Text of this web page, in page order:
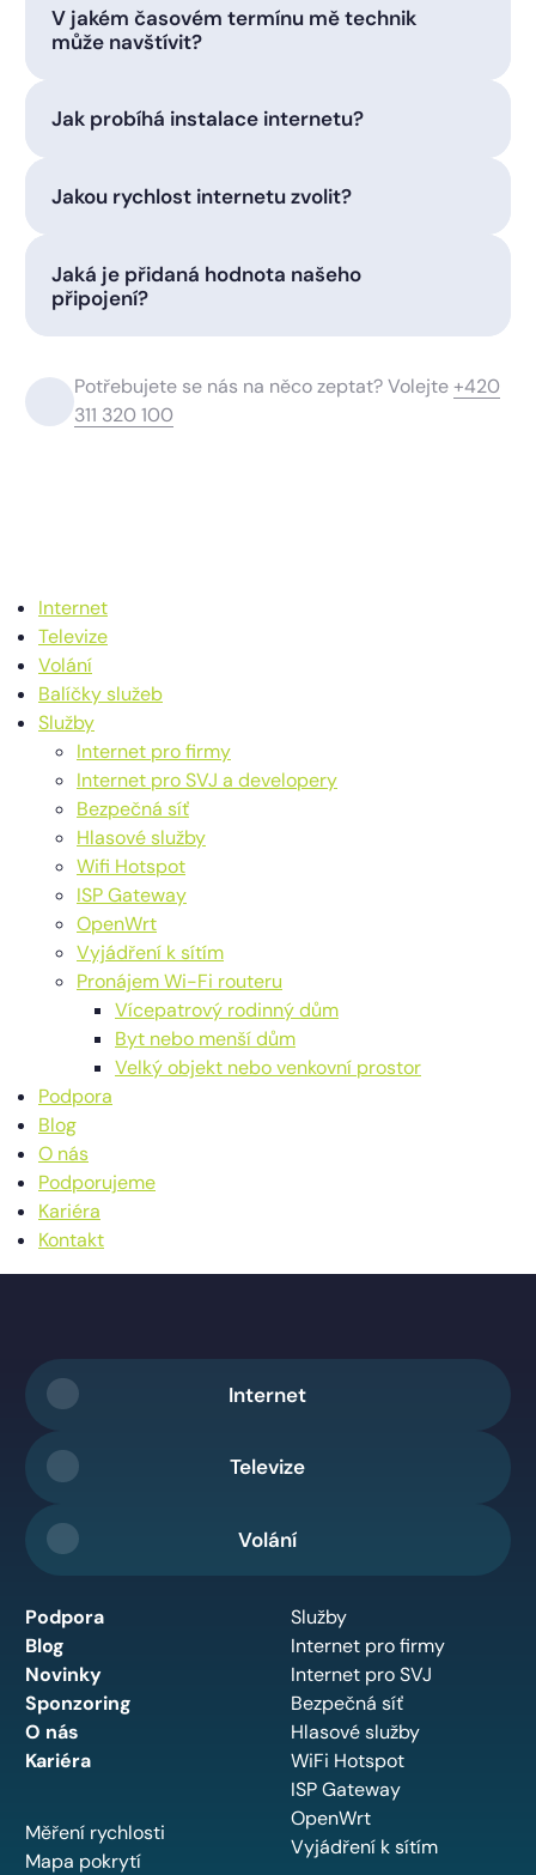
V jakém časovém termínu mě technik
může navštívit?
Jak probíhá instalace internetu?
Jakou rychlost internetu zvolit?
Jaká je přidaná hodnota našeho
připojení?
Potřebujete se nás na něco zeptat? Volejte+420
311 320 100
Internet
Televize
Volání
Balíčky služeb
Služby
Internet pro firmy
Internet pro SVJ a developery
Bezpečná síť
Hlasové služby
Wifi Hotspot
ISP Gateway
OpenWrt
Vyjádření k sítím
Pronájem Wi-Fi routeru
Vícepatrový rodinný dům
Byt nebo menší dům
Velký objekt nebo venkovní prostor
Podpora
Blog
O nás
Podporujeme
Kariéra
Kontakt
Internet
Televize
Volání
Podpora
Blog
Novinky
Sponzoring
O nás
Kariéra
Měření rychlosti
Mapa pokrytí
Služby
Internet pro firmy
Internet pro SVJ
Bezpečná síť
Hlasové služby
WiFi Hotspot
ISP Gateway
OpenWrt
Vyjádření k sítím